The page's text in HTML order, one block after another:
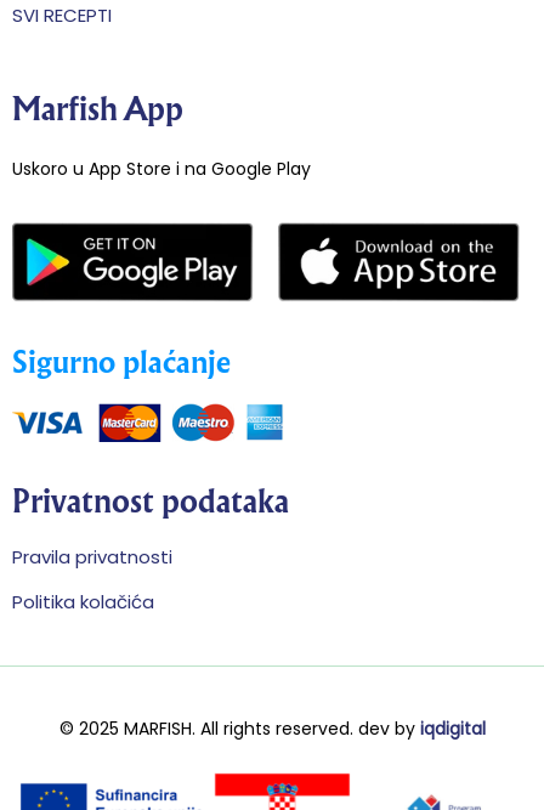
SVI RECEPTI
Marfish App
Uskoro u App Store i na Google Play
Sigurno plaćanje
Privatnost podataka
Pravila privatnosti
Politika kolačića
© 2025 MARFISH. All rights reserved. dev byiqdigital